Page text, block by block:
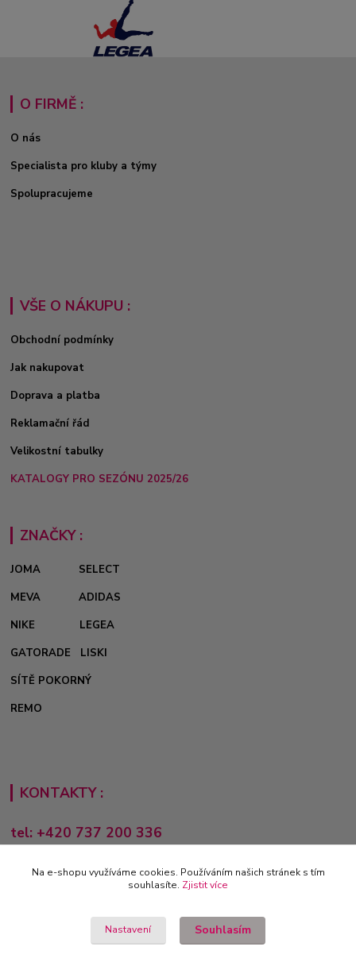
O FIRMĚ :
O nás
Specialista pro kluby a týmy
Spolupracujeme
VŠE O NÁKUPU :
Obchodní podmínky
Jak nakupovat
Doprava a platba
Reklamační řád
Velikostní tabulky
KATALOGY PRO SEZÓNU 2025/26
ZNAČKY :
JOMA
SELECT
MEVA
ADIDAS
NIKE
LEGEA
GATORADE
LISKI
SÍTĚ POKORNÝ
REMO
KONTAKTY :
tel: +420 737 200 336
Pondělí-Pátek: 8 - 17 hodin
obchod@e-sporting.cz
Na e-shopu využíváme cookies. Používáním našich stránek s tím
souhlasíte. Zjistit více
Nastavení Souhlasím